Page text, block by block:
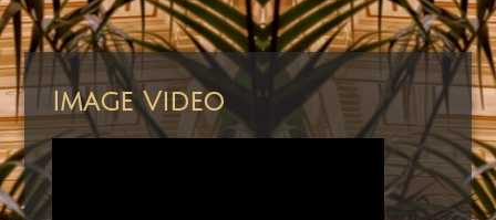
Image Video